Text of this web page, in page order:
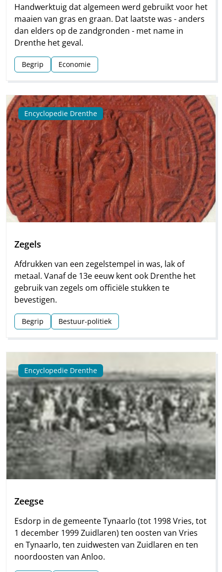
Handwerktuig dat algemeen werd gebruikt voor het
maaien van gras en graan. Dat laatste was - anders
dan elders op de zandgronden - met name in
Drenthe het geval.
Begrip Economie
Encyclopedie Drenthe
Zegels
Afdrukken van een zegelstempel in was, lak of
metaal. Vanaf de 13e eeuw kent ook Drenthe het
gebruik van zegels om officiële stukken te
bevestigen.
Begrip Bestuur-politiek
Encyclopedie Drenthe
Zeegse
Esdorp in de gemeente Tynaarlo (tot 1998 Vries, tot
1 december 1999 Zuidlaren) ten oosten van Vries
en Tynaarlo, ten zuidwesten van Zuidlaren en ten
noordoosten van Anloo.